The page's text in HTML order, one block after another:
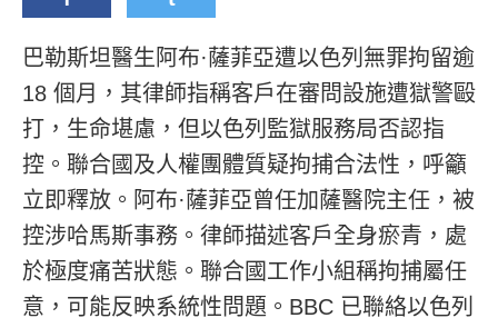
巴勒斯坦醫生阿布·薩菲亞遭以色列無罪拘留逾
18 個月，其律師指稱客戶在審問設施遭獄警毆
打，生命堪慮，但以色列監獄服務局否認指
控。聯合國及人權團體質疑拘捕合法性，呼籲
立即釋放。阿布·薩菲亞曾任加薩醫院主任，被
控涉哈馬斯事務。律師描述客戶全身瘀青，處
於極度痛苦狀態。聯合國工作小組稱拘捕屬任
意，可能反映系統性問題。BBC 已聯絡以色列